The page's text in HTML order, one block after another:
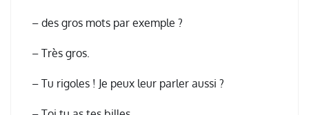
– des gros mots par exemple ?
– Très gros.
– Tu rigoles ! Je peux leur parler aussi ?